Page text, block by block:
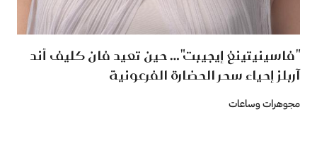
"فاسينيتينغ إيجيبت"… حين تعيد فان كليف أند
آربلز إحياء سحر الحضارة الفرعونية
مجوهرات وساعات